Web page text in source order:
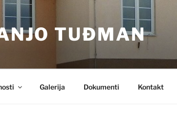
TUĐMAN
Galerija Dokumenti Kontakt